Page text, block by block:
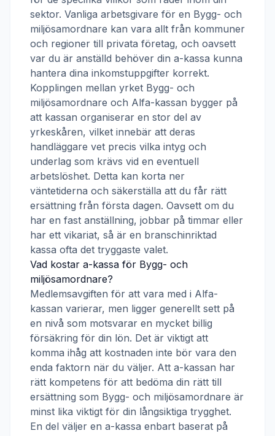
sektor. Vanliga arbetsgivare för en Bygg- och
miljösamordnare kan vara allt från kommuner
och regioner till privata företag, och oavsett
var du är anställd behöver din a-kassa kunna
hantera dina inkomstuppgifter korrekt.
Kopplingen mellan yrket Bygg- och
miljösamordnare och Alfa-kassan bygger på
att kassan organiserar en stor del av
yrkeskåren, vilket innebär att deras
handläggare vet precis vilka intyg och
underlag som krävs vid en eventuell
arbetslöshet. Detta kan korta ner
väntetiderna och säkerställa att du får rätt
ersättning från första dagen. Oavsett om du
har en fast anställning, jobbar på timmar eller
har ett vikariat, så är en branschinriktad
kassa ofta det tryggaste valet.
Vad kostar a-kassa för Bygg- och
miljösamordnare?
Medlemsavgiften för att vara med i Alfa-
kassan varierar, men ligger generellt sett på
en nivå som motsvarar en mycket billig
försäkring för din lön. Det är viktigt att
komma ihåg att kostnaden inte bör vara den
enda faktorn när du väljer. Att a-kassan har
rätt kompetens för att bedöma din rätt till
ersättning som Bygg- och miljösamordnare är
minst lika viktigt för din långsiktiga trygghet.
En del väljer en a-kassa enbart baserat på